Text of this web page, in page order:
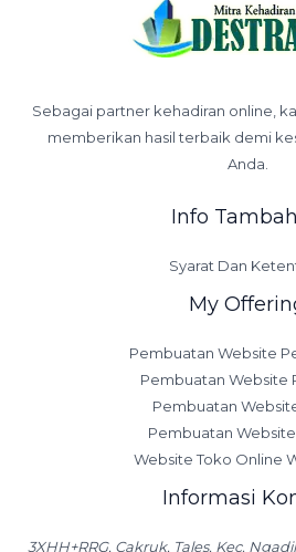
Sebagai partner kehadiran online,
memberikan hasil terbaik demi
Anda.
Info
Syarat Dan
My
Pembuatan Website
Pembuatan Website
Pembuatan
Pembuatan
Website Toko Online
Informasi
3XHH+RRG, Cakruk, Tales, Kec.